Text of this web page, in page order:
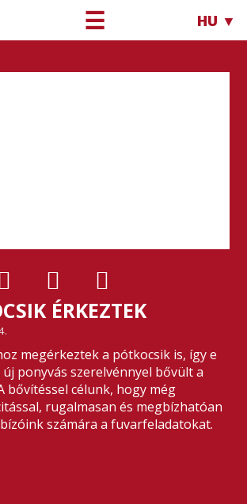
☰ HU ▼
ÉRKEZTEK
megérkeztek a pótkocsik is, így e
ponyvás szerelvénnyel bővült a
bővítéssel célunk, hogy még
rugalmasan és megbízhatóan
számára a fuvarfeladatokat.